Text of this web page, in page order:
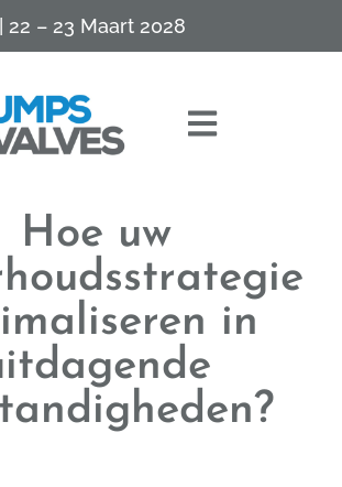
| 22 – 23 Maart 2028
Hoe uw
in